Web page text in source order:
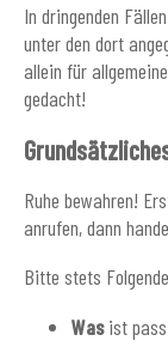
In dringenden
unter den dort
allein für
gedacht!
Ruhe bewahren!
anrufen, dann
Bitte stets
Wasist